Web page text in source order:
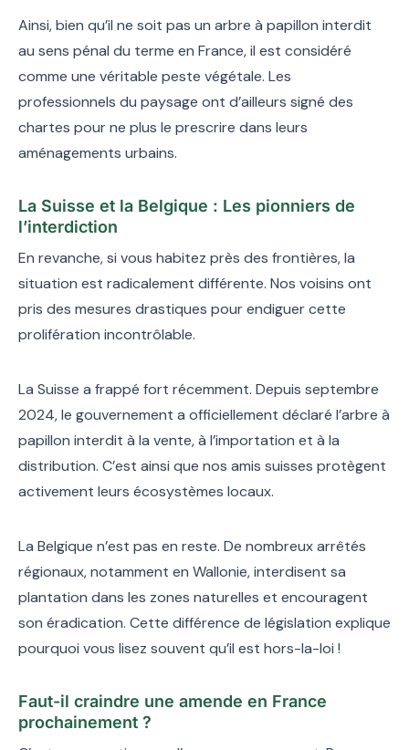
Ainsi, bien qu’il ne soit pas un arbre à papillon interdit
au sens pénal du terme en France, il est considéré
comme une véritable peste végétale. Les
professionnels du paysage ont d’ailleurs signé des
chartes pour ne plus le prescrire dans leurs
aménagements urbains.
La Suisse et la Belgique : Les pionniers de
l’interdiction
En revanche, si vous habitez près des frontières, la
situation est radicalement différente. Nos voisins ont
pris des mesures drastiques pour endiguer cette
prolifération incontrôlable.
La Suisse a frappé fort récemment. Depuis septembre
2024, le gouvernement a officiellement déclaré l’arbre à
papillon interdit à la vente, à l’importation et à la
distribution. C’est ainsi que nos amis suisses protègent
activement leurs écosystèmes locaux.
La Belgique n’est pas en reste. De nombreux arrêtés
régionaux, notamment en Wallonie, interdisent sa
plantation dans les zones naturelles et encouragent
son éradication. Cette différence de législation explique
pourquoi vous lisez souvent qu’il est hors-la-loi !
Faut-il craindre une amende en France
prochainement ?